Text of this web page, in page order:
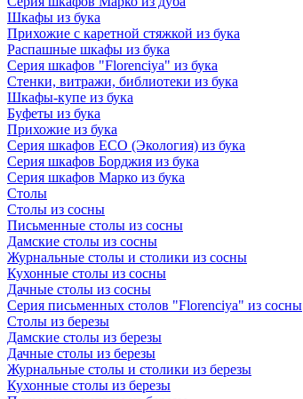
Шкафы из бука
Прихожие с каретной стяжкой из бука
Распашные шкафы из бука
Серия шкафов "Florenciya" из бука
Стенки, витражи, библиотеки из бука
Шкафы-купе из бука
Буфеты из бука
Прихожие из бука
Серия шкафов ECO (Экология) из бука
Серия шкафов Борджия из бука
Серия шкафов Марко из бука
Столы
Столы из сосны
Письменные столы из сосны
Дамские столы из сосны
Журнальные столы и столики из сосны
Кухонные столы из сосны
Дачные столы из сосны
Серия письменных столов "Florenciya" из сосны
Столы из березы
Дамские столы из березы
Дачные столы из березы
Журнальные столы и столики из березы
Кухонные столы из березы